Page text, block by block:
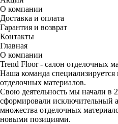
О компании
Доставка и оплата
Гарантия и возврат
Контакты
Главная
О компании
Trend Floor - салон отделочных
Наша команда
отделочных материалов.
Свою деятельность мы начали в
сформировали исключительный
множества отделочных
новыми позициями.